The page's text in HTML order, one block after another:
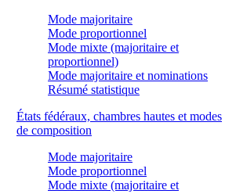
Mode majoritaire
Mode proportionnel
Mode mixte (majoritaire et
proportionnel)
Mode majoritaire et nominations
Résumé statistique
États fédéraux, chambres hautes et modes
de composition
Mode majoritaire
Mode proportionnel
Mode mixte (majoritaire et